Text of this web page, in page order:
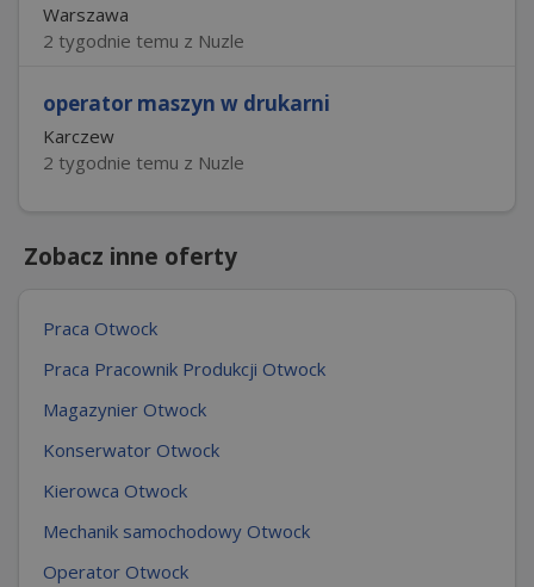
Warszawa
2 tygodnie temu z Nuzle
operator maszyn w drukarni
Karczew
2 tygodnie temu z Nuzle
Zobacz inne oferty
Praca Otwock
Praca Pracownik Produkcji Otwock
Magazynier Otwock
Konserwator Otwock
Kierowca Otwock
Mechanik samochodowy Otwock
Operator Otwock